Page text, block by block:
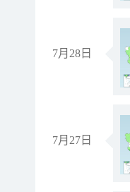
7月28日
7月27日